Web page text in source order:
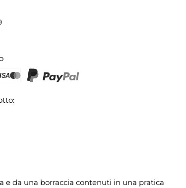
e da una borraccia contenuti in una pratica